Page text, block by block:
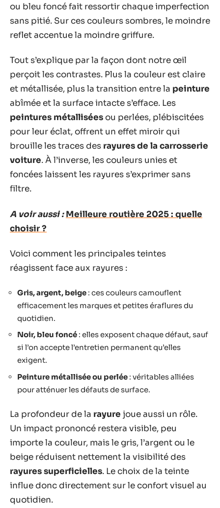
ou bleu foncé fait ressortir chaque imperfection
sans pitié. Sur ces couleurs sombres, le moindre
reflet accentue la moindre griffure.
Tout s’explique par la façon dont notre œil
perçoit les contrastes. Plus la couleur est claire
et métallisée, plus la transition entre la peinture
abîmée et la surface intacte s’efface. Les
peintures métallisées ou perlées, plébiscitées
pour leur éclat, offrent un effet miroir qui
brouille les traces des rayures de la carrosserie
voiture. À l’inverse, les couleurs unies et
foncées laissent les rayures s’exprimer sans
filtre.
A voir aussi : Meilleure routière 2025 : quelle
choisir ?
Voici comment les principales teintes
réagissent face aux rayures :
Gris, argent, beige : ces couleurs camouflent
efficacement les marques et petites éraflures du
quotidien.
Noir, bleu foncé : elles exposent chaque défaut, sauf
si l’on accepte l’entretien permanent qu’elles
exigent.
Peinture métallisée ou perlée : véritables alliées
pour atténuer les défauts de surface.
La profondeur de la rayure joue aussi un rôle.
Un impact prononcé restera visible, peu
importe la couleur, mais le gris, l’argent ou le
beige réduisent nettement la visibilité des
rayures superficielles. Le choix de la teinte
influe donc directement sur le confort visuel au
quotidien.